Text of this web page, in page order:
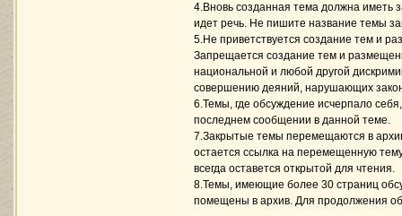
4.Вновь созданная тема должна иметь
идет речь. Не пишите название темы
5.Не приветствуется создание тем и
Запрещается создание тем и
национальной и любой другой
совершению деяний, нарушающих
6.Темы, где обсуждение исчерпало
последнем сообщении в данной теме.
7.Закрытые темы перемещаются в
остается ссылка на перемещенную
всегда оставется открытой для чтения.
8.Темы, имеющие более 30 страниц
помещены в архив. Для продолжения